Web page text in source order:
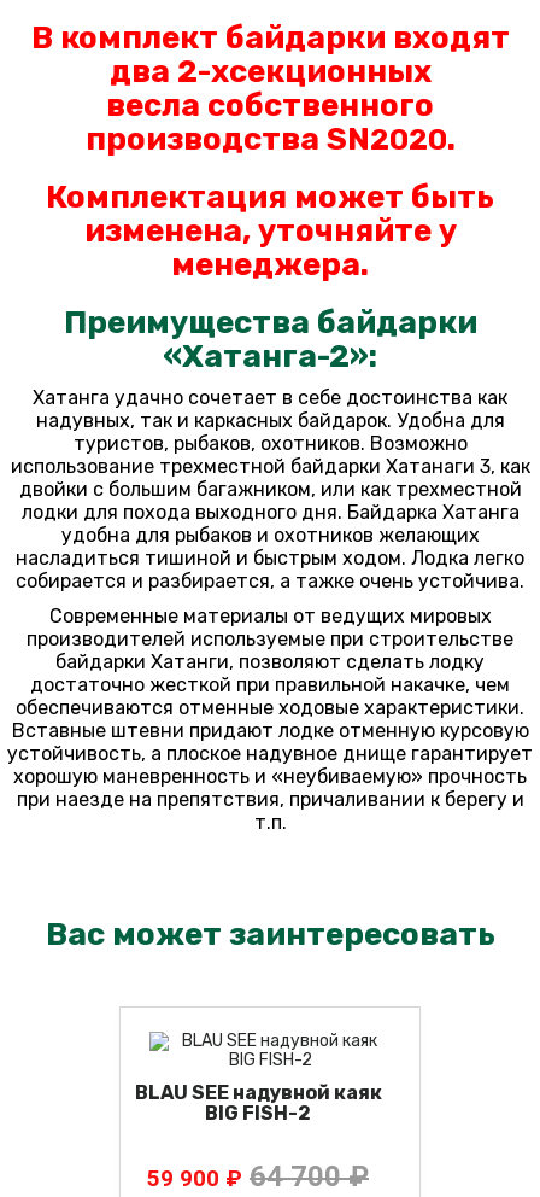
В комплект байдарки входят
два 2-хсекционных
весла собственного
производства SN2020.
Комплектация может быть
изменена, уточняйте у
менеджера.
Преимущества байдарки
«Хатанга-2»:
Хатанга удачно сочетает в себе достоинства как
надувных, так и каркасных байдарок. Удобна для
туристов, рыбаков, охотников. Возможно
использование трехместной байдарки Хатанаги 3, как
двойки с большим багажником, или как трехместной
лодки для похода выходного дня. Байдарка Хатанга
удобна для рыбаков и охотников желающих
насладиться тишиной и быстрым ходом. Лодка легко
собирается и разбирается, а тажке очень устойчива.
Современные материалы от ведущих мировых
производителей используемые при строительстве
байдарки Хатанги, позволяют сделать лодку
достаточно жесткой при правильной накачке, чем
обеспечиваются отменные ходовые характеристики.
Вставные штевни придают лодке отменную курсовую
устойчивость, а плоское надувное днище гарантирует
хорошую маневренность и «неубиваемую» прочность
при наезде на препятствия, причаливании к берегу и
т.п.
Вас может заинтересовать
BLAU SEE надувной каяк
BIG FISH-2
59 900 ₽ 64 700 ₽